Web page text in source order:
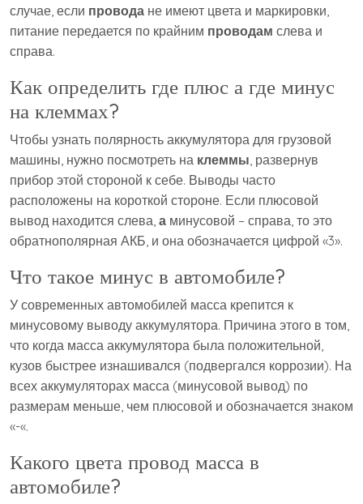
случае, если провода не имеют цвета и маркировки,
питание передается по крайним проводам слева и
справа.
Как определить где плюс а где минус
на клеммах?
Чтобы узнать полярность аккумулятора для грузовой
машины, нужно посмотреть на клеммы, развернув
прибор этой стороной к себе. Выводы часто
расположены на короткой стороне. Если плюсовой
вывод находится слева, а минусовой – справа, то это
обратнополярная АКБ, и она обозначается цифрой «3».
Что такое минус в автомобиле?
У современных автомобилей масса крепится к
минусовому выводу аккумулятора. Причина этого в том,
что когда масса аккумулятора была положительной,
кузов быстрее изнашивался (подвергался коррозии). На
всех аккумуляторах масса (минусовой вывод) по
размерам меньше, чем плюсовой и обозначается знаком
«-«.
Какого цвета провод масса в
автомобиле?